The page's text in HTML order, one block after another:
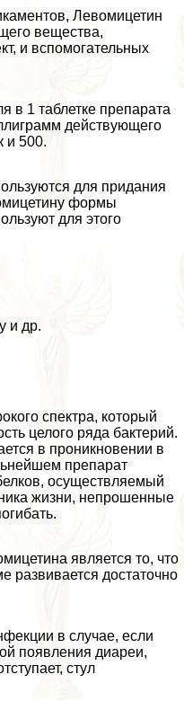
Левомицетин
вещества,
и вспомогательных
в 1 таблетке препарата
действующего
и 500.
для придания
формы
для этого
и др.
спектра, который
целого ряда бактерий.
в проникновении в
препарат
осуществляемый
жизни, непрошенные
является то, что
развивается достаточно
в случае, если
появления диареи,
стул